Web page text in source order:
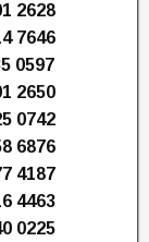
2628
7646
0597
2650
0742
6876
4187
4463
0225